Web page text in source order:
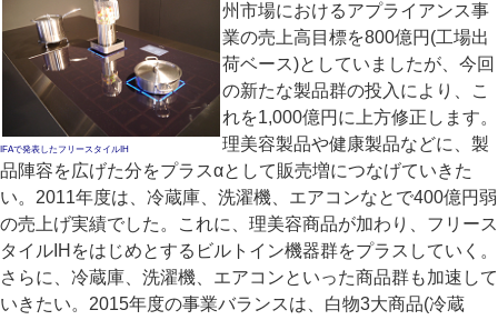
IFAで発表したフリースタイルIH
州市場におけるアプライアンス事
業の売上高目標を800億円(工場出
荷ベース)としていましたが、今回
の新たな製品群の投入により、こ
れを1,000億円に上方修正します。
理美容製品や健康製品などに、製
品陣容を広げた分をプラスαとして販売増につなげていきた
い。2011年度は、冷蔵庫、洗濯機、エアコンなとで400億円弱
の売上げ実績でした。これに、理美容商品が加わり、フリース
タイルIHをはじめとするビルトイン機器群をプラスしていく。
さらに、冷蔵庫、洗濯機、エアコンといった商品群も加速して
いきたい。2015年度の事業バランスは、白物3大商品(冷蔵